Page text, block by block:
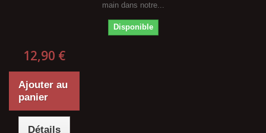
main dans notre...
Disponible
12,90 €
Ajouter au
panier
Détails